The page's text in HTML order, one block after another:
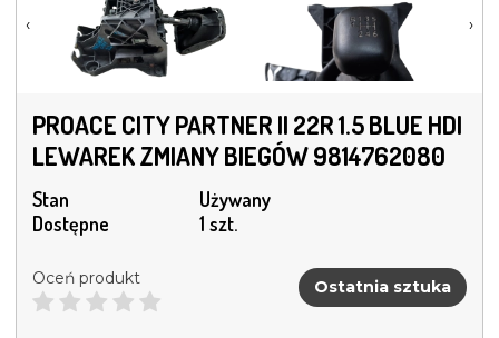
‹ ›
PROACE CITY PARTNER II 22R 1.5 BLUE HDI
LEWAREK ZMIANY BIEGÓW 9814762080
Stan
Używany
Dostępne
1 szt.
Oceń produkt Ostatnia sztuka